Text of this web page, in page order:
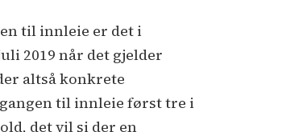
til innleie er det i
2019 når det gjelder
altså konkrete
til innleie først tre i
det vil si der en